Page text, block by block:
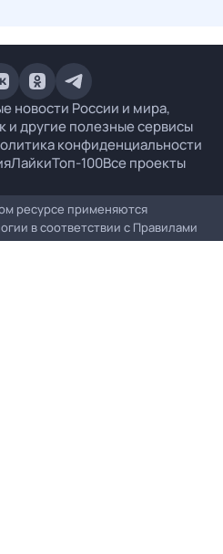
новости России и мира,
и другие полезные сервисы
конфиденциальности
ЛайкиТоп-100Все проекты
ресурсе применяются
в соответствии с Правилами